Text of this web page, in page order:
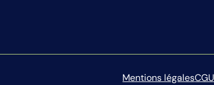
Mentions légalesCGU